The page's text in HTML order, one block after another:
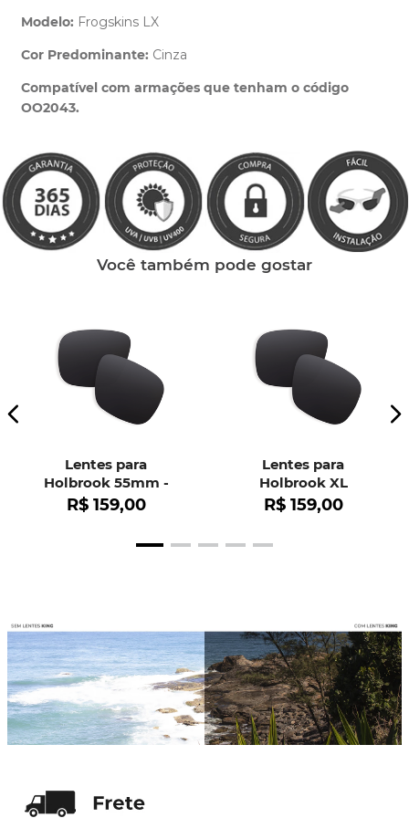
Modelo: Frogskins LX
Cor Predominante: Cinza
Compatível com armações que tenham o código
OO2043.
Você também pode gostar
Lentes para
Holbrook 55mm -
OO9102
R$ 159,00
Lentes para
Holbrook XL
R$ 159,00